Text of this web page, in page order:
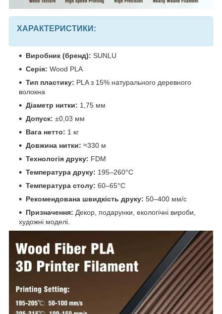
ХАРАКТЕРИСТИКИ:
Виробник (бренд): SUNLU
Серія: Wood PLA
Тип пластику: PLA з 15% натурального деревного
волокна
Діаметр нитки: 1,75 мм
Допуск: ±0,03 мм
Вага нетто: 1 кг
Довжина нитки: ≈330 м
Технологія друку: FDM
Температура друку: 195–260°C
Температура столу: 60–65°C
Рекомендована швидкість друку: 50–400 мм/с
Призначення: Декор, подарунки, екологічні вироби,
художні моделі.